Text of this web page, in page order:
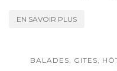
EN SAVOIR PLUS
BALADES, GITES,